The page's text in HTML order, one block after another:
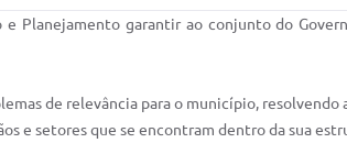
Planejamento garantir ao conjunto do
de relevância para o município,
e setores que se encontram dentro da sua